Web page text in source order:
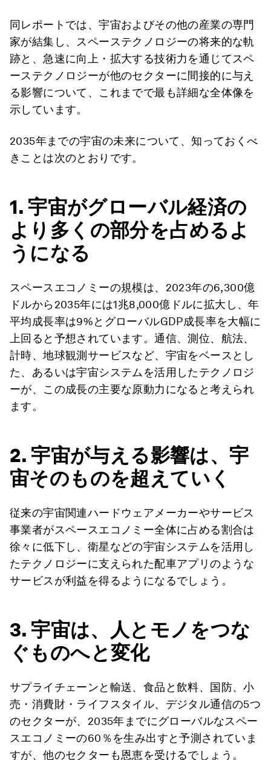
同レポートでは、宇宙およびその他の産業の専門
家が結集し、スペーステクノロジーの将来的な軌
跡と、急速に向上・拡大する技術力を通じてスペ
ーステクノロジーが他のセクターに間接的に与え
る影響について、これまでで最も詳細な全体像を
示しています。
2035年までの宇宙の未来について、知っておくべ
きことは次のとおりです。
1. 宇宙がグローバル経済の
より多くの部分を占めるよ
うになる
スペースエコノミーの規模は、2023年の6,300億
ドルから2035年には1兆8,000億ドルに拡大し、年
平均成長率は9%とグローバルGDP成長率を大幅に
上回ると予想されています。通信、測位、航法、
計時、地球観測サービスなど、宇宙をベースとし
た、あるいは宇宙システムを活用したテクノロジ
ーが、この成長の主要な原動力になると考えられ
ます。
2. 宇宙が与える影響は、宇
宙そのものを超えていく
従来の宇宙関連ハードウェアメーカーやサービス
事業者がスペースエコノミー全体に占める割合は
徐々に低下し、衛星などの宇宙システムを活用し
たテクノロジーに支えられた配車アプリのような
サービスが利益を得るようになるでしょう。
3. 宇宙は、人とモノをつな
ぐものへと変化
サプライチェーンと輸送、食品と飲料、国防、小
売・消費財・ライフスタイル、デジタル通信の5つ
のセクターが、2035年までにグローバルなスペー
スエコノミーの60％を生み出すと予測されていま
すが、他のセクターも恩恵を受けるでしょう。